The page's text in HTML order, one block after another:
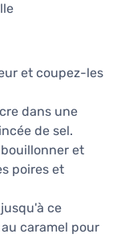
et coupez-les
dans une
de sel.
et
poires et
ce
caramel pour